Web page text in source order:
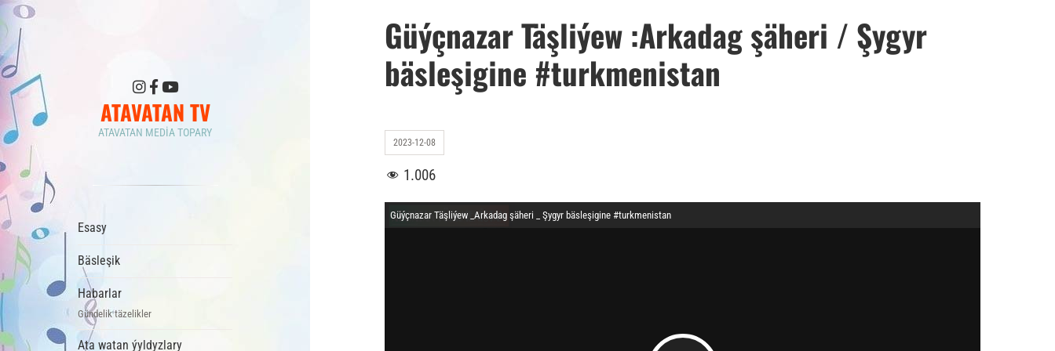
ATAVATAN TV
ATAVATAN MEDIA TOPARY
Esasy
Bäsleşik
Habarlar
Gündelik täzelikler
Ata watan ýyldyzlary
Güýçnazar Täşliýew :Arkadag şäheri / Şygyr
bäsleşigine #turkmenistan
2023-12-08
1.006
Güýçnazar Täşliýew _Arkadag şäheri _ Şygyr bäsleşigine #turkmenistan